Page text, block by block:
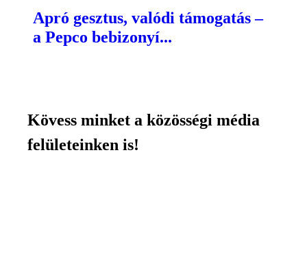
Apró gesztus, valódi támogatás –
a Pepco bebizonyí...
Kövess minket a közösségi média
felületeinken is!